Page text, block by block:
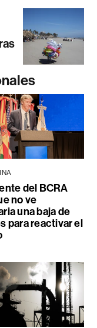
del BCRA
no ve
una baja de
para reactivar el